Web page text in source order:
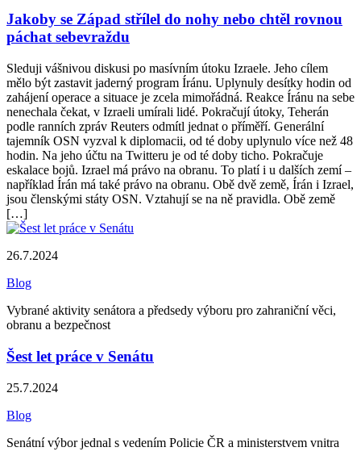
Jakoby se Západ střílel do nohy nebo chtěl rovnou
páchat sebevraždu
Sleduji vášnivou diskusi po masívním útoku Izraele. Jeho cílem
mělo být zastavit jaderný program Íránu. Uplynuly desítky hodin od
zahájení operace a situace je zcela mimořádná. Reakce Íránu na sebe
nenechala čekat, v Izraeli umírali lidé. Pokračují útoky, Teherán
podle ranních zpráv Reuters odmítl jednat o příměří. Generální
tajemník OSN vyzval k diplomacii, od té doby uplynulo více než 48
hodin. Na jeho účtu na Twitteru je od té doby ticho. Pokračuje
eskalace bojů. Izrael má právo na obranu. To platí i u dalších zemí –
například Írán má také právo na obranu. Obě dvě země, Írán i Izrael,
jsou členskými státy OSN. Vztahují se na ně pravidla. Obě země
[…]
26.7.2024
Blog
Vybrané aktivity senátora a předsedy výboru pro zahraniční věci,
obranu a bezpečnost
Šest let práce v Senátu
25.7.2024
Blog
Senátní výbor jednal s vedením Policie ČR a ministerstvem vnitra